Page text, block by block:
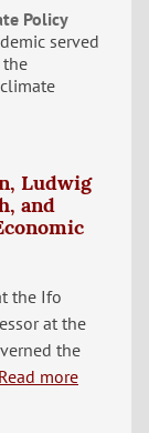
Policy
served
Ludwig
and
the Ifo
at the
the
Read more